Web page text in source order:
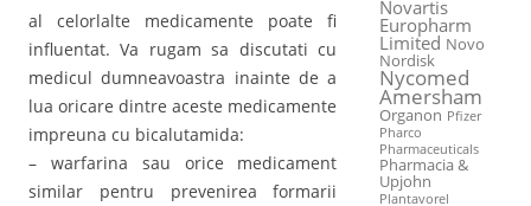
al celorlalte medicamente poate fi
influentat. Va rugam sa discutati cu
medicul dumneavoastra inainte de a
lua oricare dintre aceste medicamente
impreuna cu bicalutamida:
– warfarina sau orice medicament
similar pentru prevenirea formarii
Novartis
Europharm
Limited Novo
Nordisk
Nycomed
Amersham
Organon Pfizer
Pharco
Pharmaceuticals
Pharmacia &
Upjohn
Plantavorel